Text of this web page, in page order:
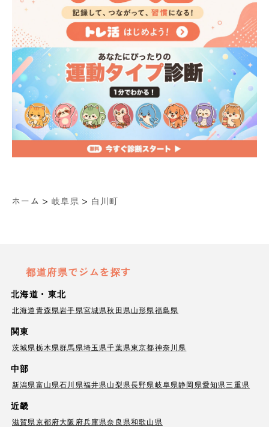
ホーム > 岐阜県 > 白川町
都道府県でジムを探す
北海道・東北
北海道青森県岩手県宮城県秋田県山形県福島県
関東
茨城県栃木県群馬県埼玉県千葉県東京都神奈川県
中部
新潟県富山県石川県福井県山梨県長野県岐阜県静岡県愛知県三重県
近畿
滋賀県京都府大阪府兵庫県奈良県和歌山県